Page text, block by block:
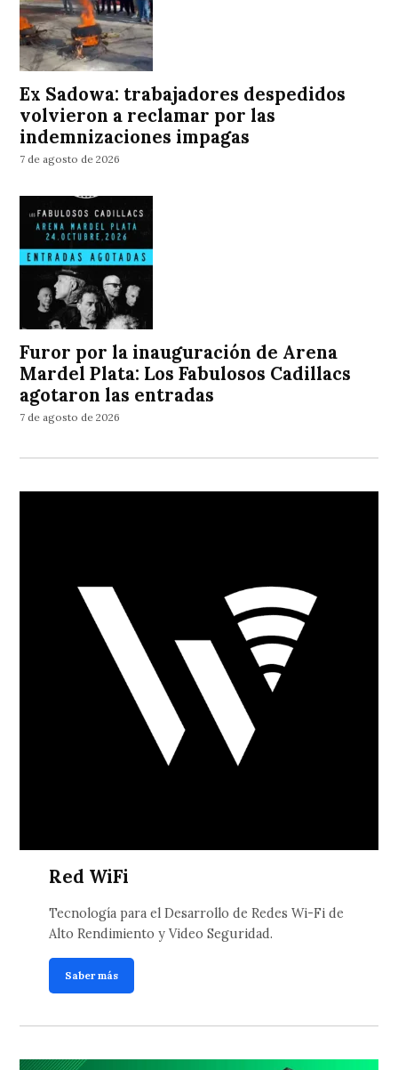
Ex Sadowa: trabajadores despedidos
volvieron a reclamar por las
indemnizaciones impagas
7 de agosto de 2026
Furor por la inauguración de Arena
Mardel Plata: Los Fabulosos Cadillacs
agotaron las entradas
7 de agosto de 2026
Red WiFi
Tecnología para el Desarrollo de Redes Wi-Fi de
Alto Rendimiento y Video Seguridad.
Saber más